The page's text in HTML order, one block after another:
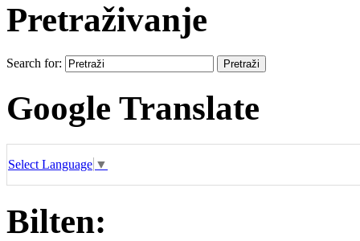
Pretraživanje
Search for:
Google Translate
Select Language ▼
Bilten: